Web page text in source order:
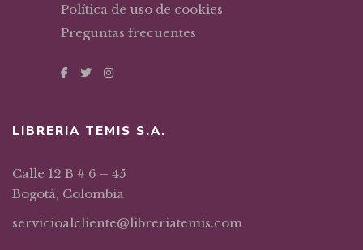
Política de uso de cookies
Preguntas frecuentes
LIBRERIA TEMIS S.A.
Calle 12 B # 6 – 45
Bogotá, Colombia
servicioalcliente@libreriatemis.com